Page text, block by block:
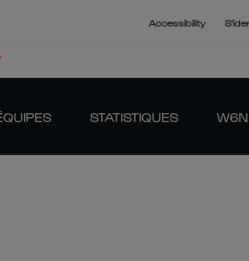
Accessibility
STATISTIQUES